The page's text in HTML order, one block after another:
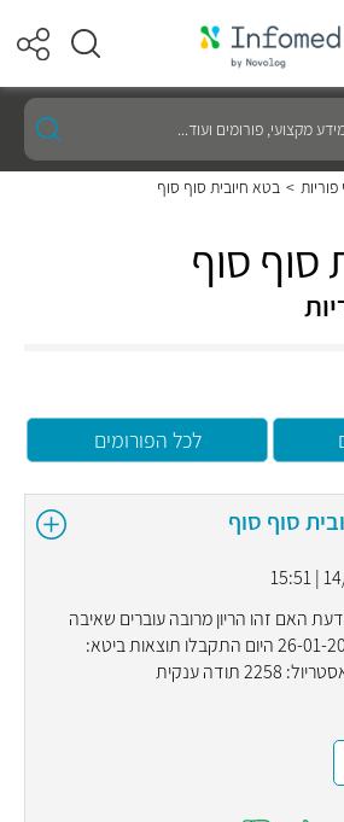
פוריות > בטא חיובית סוף סוף
סוף סוף
לכל הפורומים
סוף סוף
14/
האם זהו הריון מרובה עוברים שאיבה
ב 23-01 החזרה ב- 26-01-2013 היום התקבלו תוצאות ביטא: